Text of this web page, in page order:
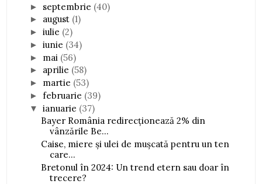
► septembrie (40)
► august (1)
►iulie (2)
►iunie (34)
► mai (56)
► aprilie (58)
► martie (53)
►februarie (39)
▼ianuarie (37)
Bayer România redirecționează 2% din
vânzările Be...
Caise, miere și ulei de mușcată pentru un ten
care...
Bretonul în 2024: Un trend etern sau doar în
trecere?